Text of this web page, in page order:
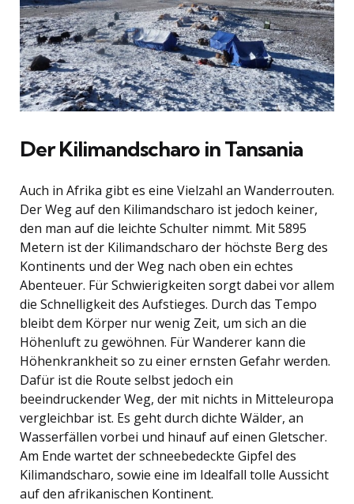
Der Kilimandscharo in Tansania
Auch in Afrika gibt es eine Vielzahl an Wanderrouten.
Der Weg auf den Kilimandscharo ist jedoch keiner,
den man auf die leichte Schulter nimmt. Mit 5895
Metern ist der Kilimandscharo der höchste Berg des
Kontinents und der Weg nach oben ein echtes
Abenteuer. Für Schwierigkeiten sorgt dabei vor allem
die Schnelligkeit des Aufstieges. Durch das Tempo
bleibt dem Körper nur wenig Zeit, um sich an die
Höhenluft zu gewöhnen. Für Wanderer kann die
Höhenkrankheit so zu einer ernsten Gefahr werden.
Dafür ist die Route selbst jedoch ein
beeindruckender Weg, der mit nichts in Mitteleuropa
vergleichbar ist. Es geht durch dichte Wälder, an
Wasserfällen vorbei und hinauf auf einen Gletscher.
Am Ende wartet der schneebedeckte Gipfel des
Kilimandscharo, sowie eine im Idealfall tolle Aussicht
auf den afrikanischen Kontinent.